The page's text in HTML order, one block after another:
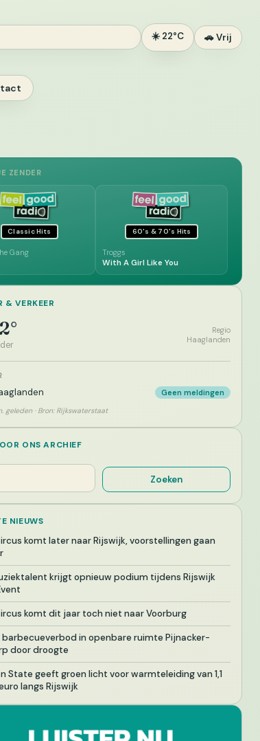
☀️ 22°C 🚗 Vrij
ZENDER
Classic Hits
Gang
60's & 70's Hits
Troggs
With A Girl Like You
VERKEER
Regio
Haaglanden
Geen meldingen
geleden · Bron: Rijkswaterstaat
ONS ARCHIEF
Zoeken
NIEUWS
komt later naar Rijswijk, voorstellingen gaan
krijgt opnieuw podium tijdens Rijswijk
komt dit jaar toch niet naar Voorburg
barbecueverbod in openbare ruimte Pijnacker-
door droogte
State geeft groen licht voor warmteleiding van 1,1
langs Rijswijk